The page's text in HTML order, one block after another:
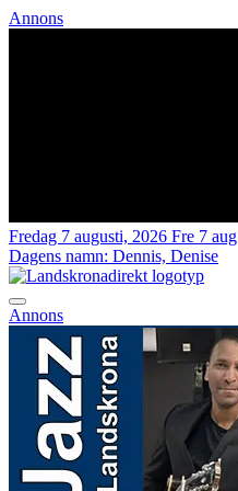
Annons
Fredag 7 augusti, 2026 Fre 7 aug
Dagens namn: Dennis, Denise
Annons